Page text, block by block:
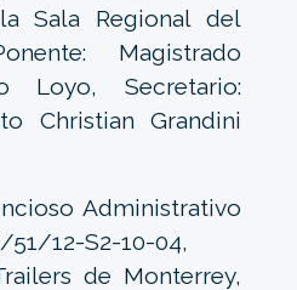
Sala Regional del
Magistrado
Loyo, Secretario:
Christian Grandini
Administrativo
51/12-S2-10-04,
de Monterrey,